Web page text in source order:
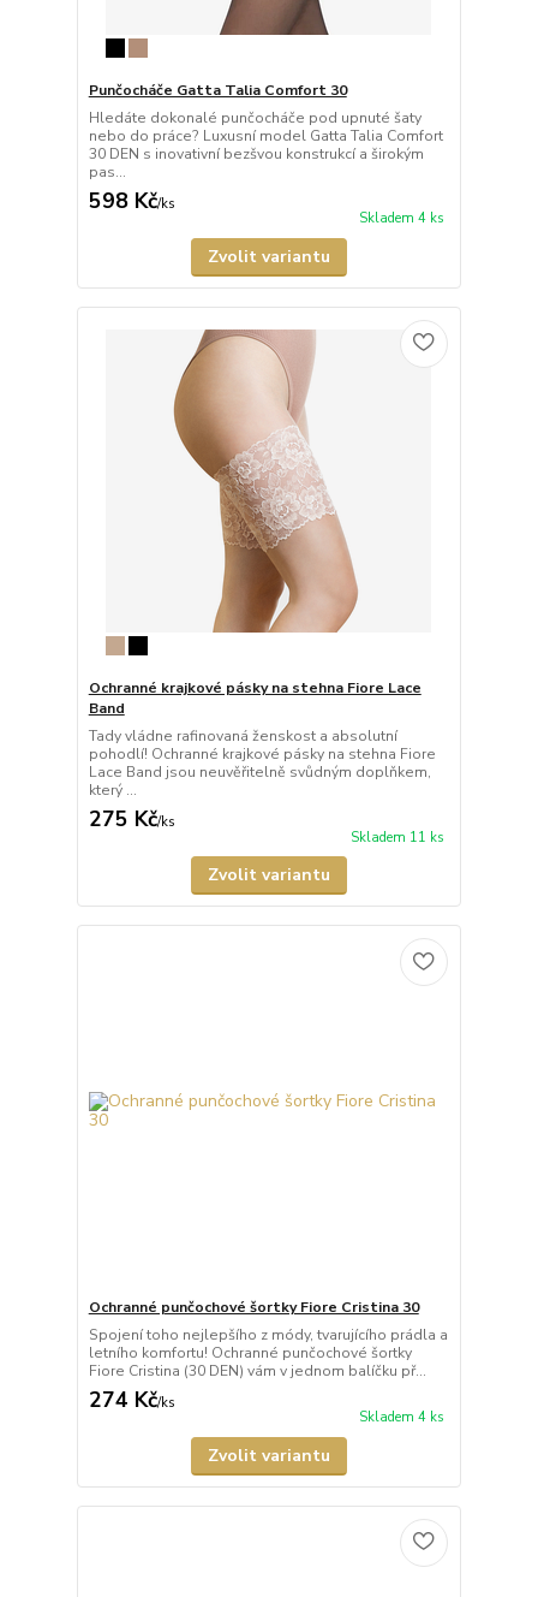
Punčocháče Gatta Talia Comfort 30
Hledáte dokonalé punčocháče pod upnuté šaty
nebo do práce? Luxusní model Gatta Talia Comfort
30 DEN s inovativní bezšvou konstrukcí a širokým
pas...
598 Kč/ks
Skladem 4 ks
Zvolit variantu
Ochranné krajkové pásky na stehna Fiore Lace
Band
Tady vládne rafinovaná ženskost a absolutní
pohodlí! Ochranné krajkové pásky na stehna Fiore
Lace Band jsou neuvěřitelně svůdným doplňkem,
který ...
275 Kč/ks
Skladem 11 ks
Zvolit variantu
Ochranné punčochové šortky Fiore Cristina 30
Spojení toho nejlepšího z módy, tvarujícího prádla a
letního komfortu! Ochranné punčochové šortky
Fiore Cristina (30 DEN) vám v jednom balíčku př...
274 Kč/ks
Skladem 4 ks
Zvolit variantu